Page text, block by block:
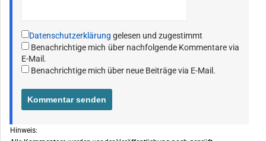
Datenschutzerklärung gelesen und zugestimmt
Benachrichtige mich über nachfolgende Kommentare via
E-Mail.
Benachrichtige mich über neue Beiträge via E-Mail.
Hinweis: